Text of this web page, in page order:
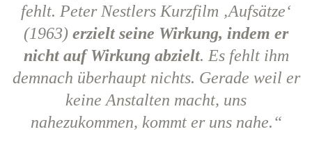
fehlt. Peter Nestlers Kurzfilm ‚Aufsätze‘
(1963) erzielt seine Wirkung, indem er
nicht auf Wirkung abzielt. Es fehlt ihm
demnach überhaupt nichts. Gerade weil er
keine Anstalten macht, uns
nahezukommen, kommt er uns nahe.“